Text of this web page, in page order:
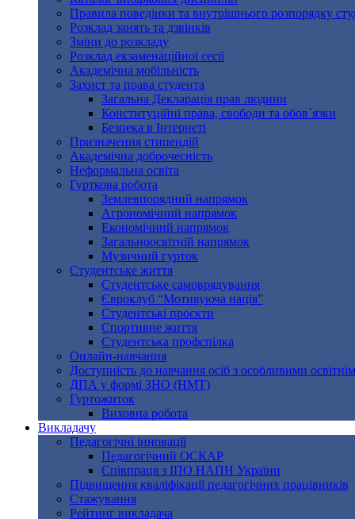
Правила поведінки та внутрішнього розпорядку
Розклад занять та дзвінків
Зміни до розкладу
Розклад екзаменаційної сесії
Академічна мобільність
Захист та права студента
Загальна Декларація прав людини
Конституційні права, свободи та обов`язки
Безпека в Інтернеті
Призначення стипендій
Академічна доброчесність
Неформальна освіта
Гурткова робота
Землевпорядний напрямок
Агрономічний напрямок
Економічний напрямок
Загальноосвітній напрямок
Музичний гурток
Студентське життя
Студентське самоврядування
Євроклуб “Мотивуюча нація”
Студентські проєкти
Спортивне життя
Студентська профспілка
Онлайн-навчання
Доступність до навчання осіб з особливими
ДПА у формі ЗНО (НМТ)
Гуртожиток
Виховна робота
Викладачу
Педагогічні інновації
Педагогічний ОСКАР
Співпраця з ІПО НАПН України
Підвищення кваліфікації педагогічних працівників
Стажування
Рейтинг викладача